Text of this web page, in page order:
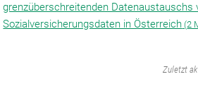
grenzüberschreitenden Datenaustauschs
Sozialversicherungsdaten in Österreich (2
Zuletzt